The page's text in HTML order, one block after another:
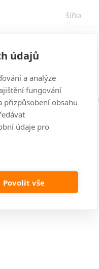
údajů
a analýze
fungování
přizpůsobení obsahu
údaje pro
Povolit vše
Šířka
Dodavatel